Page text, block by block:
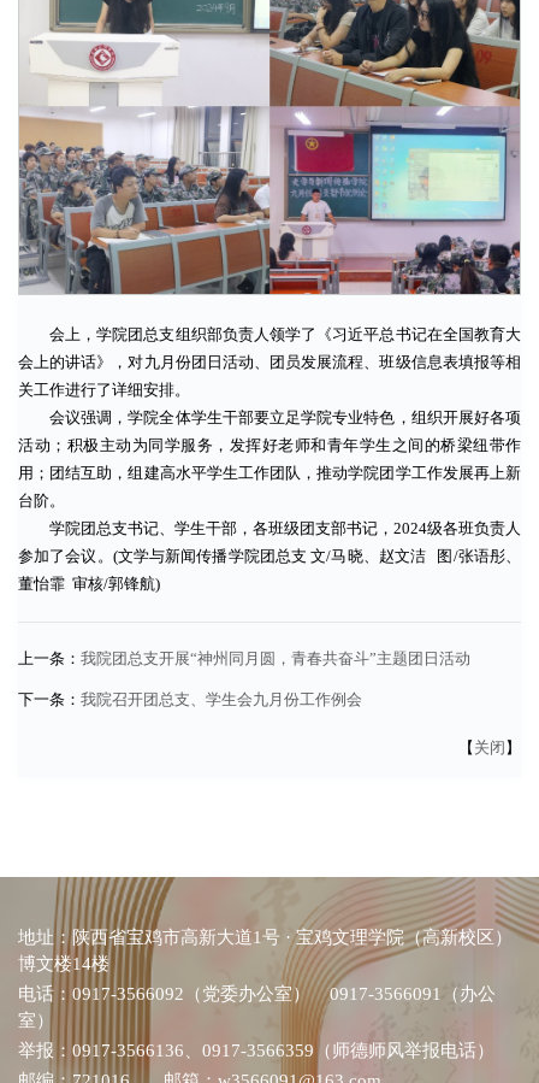
会上，学院团总支组织部负责人领学了《习近平总书记在全国教育大
会上的讲话》，对九月份团日活动、团员发展流程、班级信息表填报等相
关工作进行了详细安排。
会议强调，学院全体学生干部要立足学院专业特色，组织开展好各项
活动；积极主动为同学服务，发挥好老师和青年学生之间的桥梁纽带作
用；团结互助，组建高水平学生工作团队，推动学院团学工作发展再上新
台阶。
学院团总支书记、学生干部，各班级团支部书记，2024级各班负责人
参加了会议。(文学与新闻传播学院团总支 文/马晓、赵文洁 图/张语彤、
董怡霏 审核/郭锋航)
上一条： 我院团总支开展“神州同月圆，青春共奋斗”主题团日活动
下一条： 我院召开团总支、学生会九月份工作例会
【 关闭 】
地址：陕西省宝鸡市高新大道1号 · 宝鸡文理学院（高新校区）
博文楼14楼
电话：0917-3566092（党委办公室） 0917-3566091（办公
室）
举报：0917-3566136、0917-3566359（师德师风举报电话）